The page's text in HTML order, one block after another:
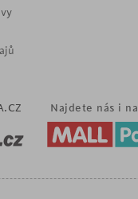
Najdete nás i na